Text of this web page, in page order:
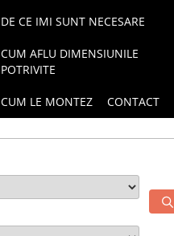
DE CE IMI SUNT NECESARE
CUM AFLU DIMENSIUNILE
POTRIVITE
CUM LE MONTEZ CONTACT